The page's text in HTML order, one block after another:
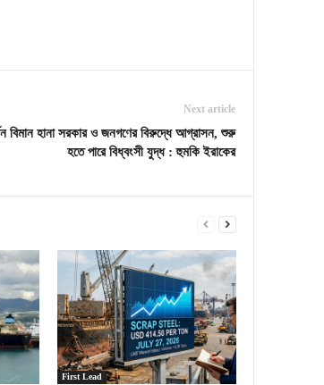
Next article
বিমান হানা সরকার ও জনগণের বিরুদ্ধে আগ্রাসন, শুরু
হতে পারে বিধ্বংসী যুদ্ধ : হুমকি ইরাকের
First Lead